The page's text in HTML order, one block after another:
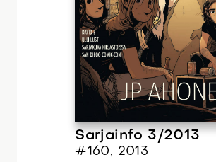
Sarjainfo 3/2013
#160, 2013